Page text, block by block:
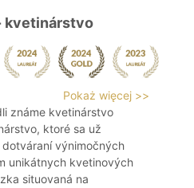
kvetinárstvo
Pokaż więcej >>
známe kvetinárstvo
ktoré sa už
výnimočných
unikátnych kvetinových
situovaná na